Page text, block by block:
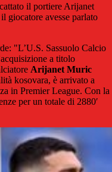
il portiere Arijanet
giocatore avesse parlato
"L’U.S. Sassuolo Calcio
a titolo
Arijanet Muric
kosovara, è arrivato a
in Premier League. Con la
per un totale di 2880′